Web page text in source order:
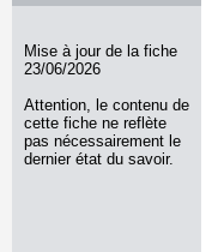
Mise à jour de la fiche
23/06/2026
Attention, le contenu de
cette fiche ne reflète
pas nécessairement le
dernier état du savoir.